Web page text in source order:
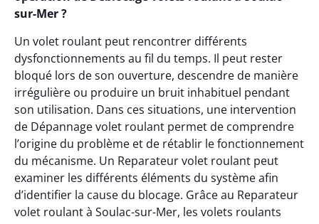
sur-Mer ?
Un volet roulant peut rencontrer différents
dysfonctionnements au fil du temps. Il peut rester
bloqué lors de son ouverture, descendre de manière
irrégulière ou produire un bruit inhabituel pendant
son utilisation. Dans ces situations, une intervention
de Dépannage volet roulant permet de comprendre
l’origine du problème et de rétablir le fonctionnement
du mécanisme. Un Reparateur volet roulant peut
examiner les différents éléments du système afin
d’identifier la cause du blocage. Grâce au Reparateur
volet roulant à Soulac-sur-Mer, les volets roulants